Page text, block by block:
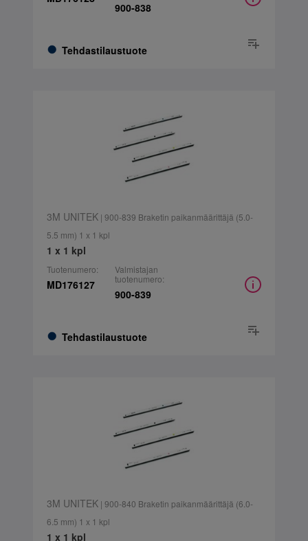
Tehdastilaustuote
900-838
3M UNITEK| 900-839 Braketin paikanmäärittäjä (5.0-
5.5 mm) 1 x 1 kpl
1 x 1 kpl
Tuotenumero:
MD176127
Tehdastilaustuote
Valmistajan
tuotenumero:
900-839
3M UNITEK| 900-840 Braketin paikanmäärittäjä (6.0-
6.5 mm) 1 x 1 kpl
1 x 1 kpl